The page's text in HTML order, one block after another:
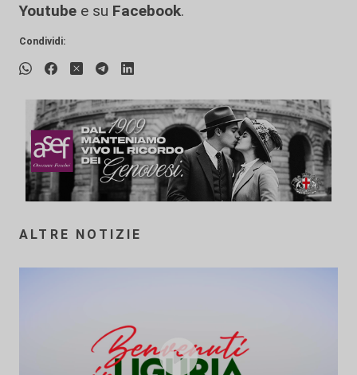
Youtube e su Facebook.
Condividi:
ALTRE NOTIZIE